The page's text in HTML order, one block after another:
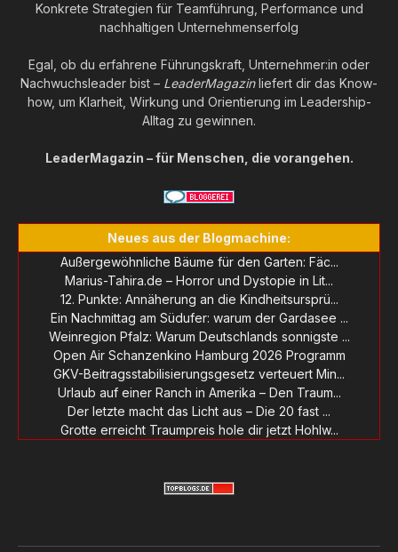
Konkrete Strategien für Teamführung, Performance und
nachhaltigen Unternehmenserfolg
Egal, ob du erfahrene Führungskraft, Unternehmer:in oder
Nachwuchsleader bist – LeaderMagazinliefert dir das Know-
how, um Klarheit, Wirkung und Orientierung im Leadership-
Alltag zu gewinnen.
LeaderMagazin – für Menschen, die vorangehen.
Neues aus der Blogmachine:
Außergewöhnliche Bäume für den Garten: Fäc...
Marius-Tahira.de – Horror und Dystopie in Lit...
12. Punkte: Annäherung an die Kindheitsursprü...
Ein Nachmittag am Südufer: warum der Gardasee ...
Weinregion Pfalz: Warum Deutschlands sonnigste ...
Open Air Schanzenkino Hamburg 2026 Programm
GKV-Beitragsstabilisierungsgesetz verteuert Min...
Urlaub auf einer Ranch in Amerika – Den Traum...
Der letzte macht das Licht aus – Die 20 fast ...
Grotte erreicht Traumpreis hole dir jetzt Hohlw...